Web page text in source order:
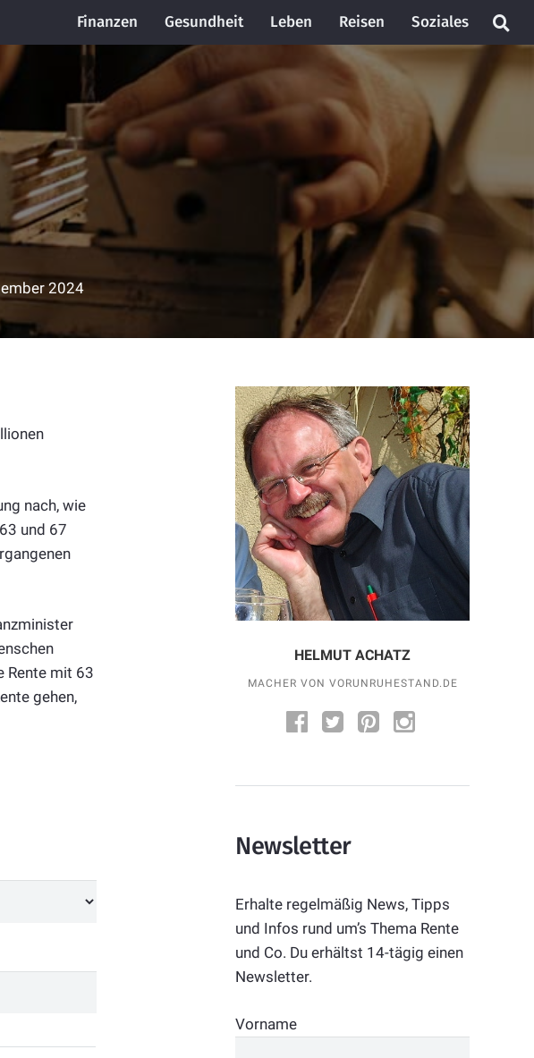
Finanzen Gesundheit Leben Reisen Soziales
2024
nach, wie
und 67
Rente mit 63
gehen,
HELMUT ACHATZ
MACHER VON VORUNRUHESTAND.DE
Newsletter
Erhalte regelmäßig News, Tipps
und Infos rund um’s Thema Rente
und Co. Du erhältst 14-tägig einen
Newsletter.
Vorname